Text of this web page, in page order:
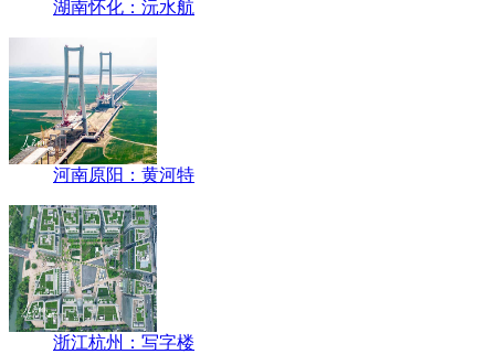
湖南怀化：沅水航
河南原阳：黄河特
浙江杭州：写字楼